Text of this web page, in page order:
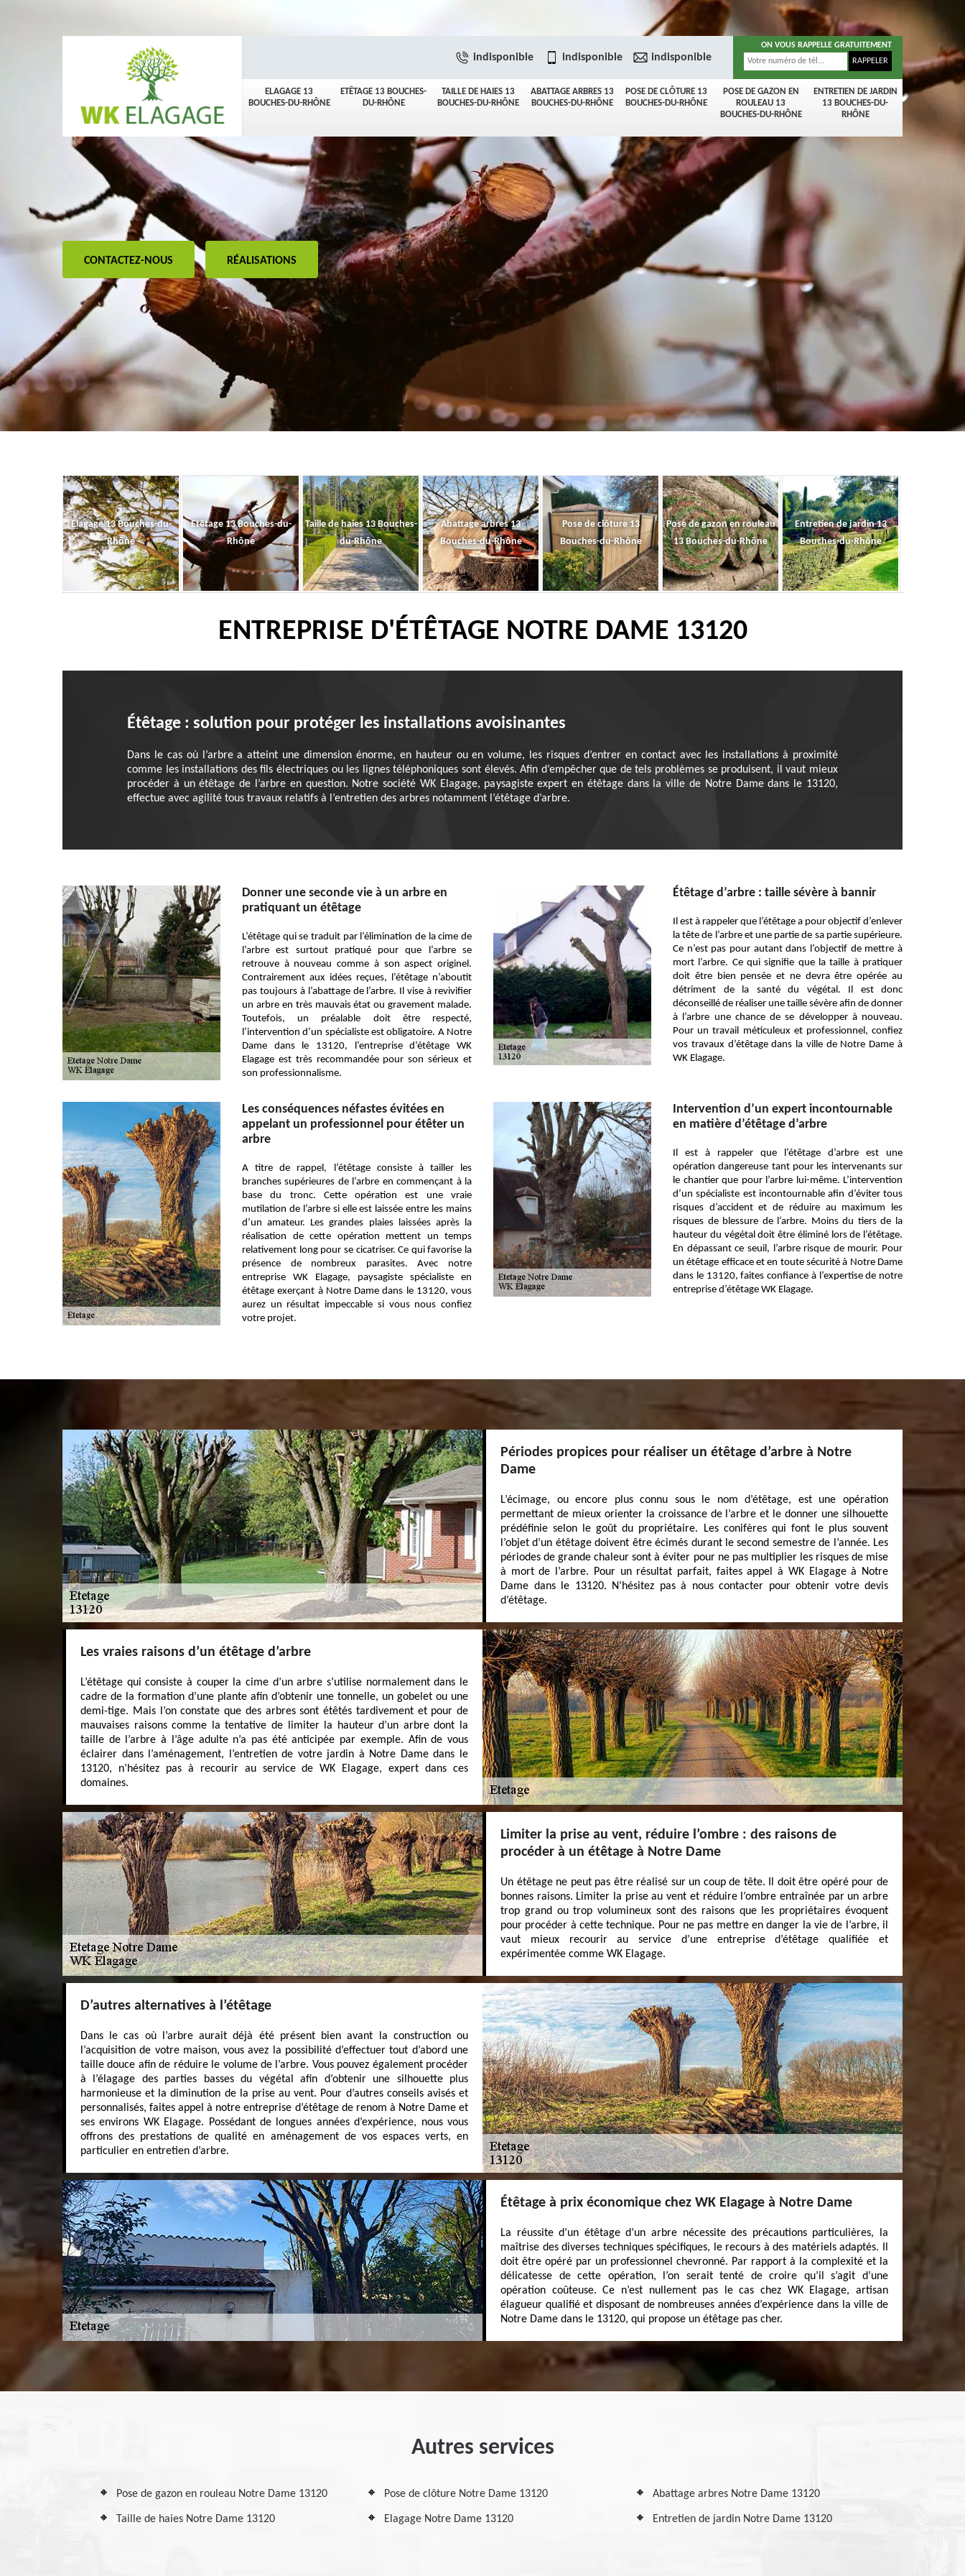
ELAGAGE 13
BOUCHES-DU-RHÔNE
ETÊTAGE 13 BOUCHES-
DU-RHÔNE
TAILLE DE HAIES 13
BOUCHES-DU-RHÔNE
ABATTAGE ARBRES 13
BOUCHES-DU-RHÔNE
POSE DE CLÔTURE 13
BOUCHES-DU-RHÔNE
POSE DE GAZON EN
ROULEAU 13
BOUCHES-DU-RHÔNE
ENTRETIEN DE JARDIN
13 BOUCHES-DU-
RHÔNE
indisponible indisponible indisponible
ON VOUS RAPPELLE GRATUITEMENT
CONTACTEZ-NOUS RÉALISATIONS
Elagage 13 Bouches-du-
Rhône
Etêtage 13 Bouches-du-
Rhône
Taille de haies 13 Bouches-
du-Rhône
Abattage arbres 13
Bouches-du-Rhône
Pose de clôture 13
Bouches-du-Rhône
Pose de gazon en rouleau
13 Bouches-du-Rhône
Entretien de jardin 13
Bouches-du-Rhône
ENTREPRISE D'ÉTÊTAGE NOTRE DAME 13120
Étêtage : solution pour protéger les installations avoisinantes
Dans le cas où l’arbre a atteint une dimension énorme, en hauteur ou en volume, les risques d’entrer en contact avec les installations à proximité
comme les installations des fils électriques ou les lignes téléphoniques sont élevés. Afin d’empêcher que de tels problèmes se produisent, il vaut mieux
procéder à un étêtage de l’arbre en question. Notre société WK Elagage, paysagiste expert en étêtage dans la ville de Notre Dame dans le 13120,
effectue avec agilité tous travaux relatifs à l’entretien des arbres notamment l’étêtage d’arbre.
Donner une seconde vie à un arbre en
pratiquant un étêtage
L’étêtage qui se traduit par l’élimination de la cime de
l’arbre est surtout pratiqué pour que l’arbre se
retrouve à nouveau comme à son aspect originel.
Contrairement aux idées reçues, l’étêtage n’aboutit
pas toujours à l’abattage de l’arbre. Il vise à revivifier
un arbre en très mauvais état ou gravement malade.
Toutefois, un préalable doit être respecté,
l’intervention d’un spécialiste est obligatoire. A Notre
Dame dans le 13120, l’entreprise d’étêtage WK
Elagage est très recommandée pour son sérieux et
son professionnalisme.
Étêtage d’arbre : taille sévère à bannir
Il est à rappeler que l’étêtage a pour objectif d’enlever
la tête de l’arbre et une partie de sa partie supérieure.
Ce n’est pas pour autant dans l’objectif de mettre à
mort l’arbre. Ce qui signifie que la taille à pratiquer
doit être bien pensée et ne devra être opérée au
détriment de la santé du végétal. Il est donc
déconseillé de réaliser une taille sévère afin de donner
à l’arbre une chance de se développer à nouveau.
Pour un travail méticuleux et professionnel, confiez
vos travaux d’étêtage dans la ville de Notre Dame à
WK Elagage.
Les conséquences néfastes évitées en
appelant un professionnel pour étêter un
arbre
A titre de rappel, l’étêtage consiste à tailler les
branches supérieures de l’arbre en commençant à la
base du tronc. Cette opération est une vraie
mutilation de l’arbre si elle est laissée entre les mains
d’un amateur. Les grandes plaies laissées après la
réalisation de cette opération mettent un temps
relativement long pour se cicatriser. Ce qui favorise la
présence de nombreux parasites. Avec notre
entreprise WK Elagage, paysagiste spécialiste en
étêtage exerçant à Notre Dame dans le 13120, vous
aurez un résultat impeccable si vous nous confiez
votre projet.
Intervention d’un expert incontournable
en matière d’étêtage d’arbre
Il est à rappeler que l’étêtage d’arbre est une
opération dangereuse tant pour les intervenants sur
le chantier que pour l’arbre lui-même. L’intervention
d’un spécialiste est incontournable afin d’éviter tous
risques d’accident et de réduire au maximum les
risques de blessure de l’arbre. Moins du tiers de la
hauteur du végétal doit être éliminé lors de l’étêtage.
En dépassant ce seuil, l’arbre risque de mourir. Pour
un étêtage efficace et en toute sécurité à Notre Dame
dans le 13120, faites confiance à l’expertise de notre
entreprise d’étêtage WK Elagage.
Périodes propices pour réaliser un étêtage d’arbre à Notre
Dame
L’écimage, ou encore plus connu sous le nom d’étêtage, est une opération
permettant de mieux orienter la croissance de l’arbre et le donner une silhouette
prédéfinie selon le goût du propriétaire. Les conifères qui font le plus souvent
l’objet d’un étêtage doivent être écimés durant le second semestre de l’année. Les
périodes de grande chaleur sont à éviter pour ne pas multiplier les risques de mise
à mort de l’arbre. Pour un résultat parfait, faites appel à WK Elagage à Notre
Dame dans le 13120. N’hésitez pas à nous contacter pour obtenir votre devis
d’étêtage.
Les vraies raisons d’un étêtage d’arbre
L’étêtage qui consiste à couper la cime d’un arbre s’utilise normalement dans le
cadre de la formation d’une plante afin d’obtenir une tonnelle, un gobelet ou une
demi-tige. Mais l’on constate que des arbres sont étêtés tardivement et pour de
mauvaises raisons comme la tentative de limiter la hauteur d’un arbre dont la
taille de l’arbre à l’âge adulte n’a pas été anticipée par exemple. Afin de vous
éclairer dans l’aménagement, l’entretien de votre jardin à Notre Dame dans le
13120, n’hésitez pas à recourir au service de WK Elagage, expert dans ces
domaines.
Limiter la prise au vent, réduire l’ombre : des raisons de
procéder à un étêtage à Notre Dame
Un étêtage ne peut pas être réalisé sur un coup de tête. Il doit être opéré pour de
bonnes raisons. Limiter la prise au vent et réduire l’ombre entraînée par un arbre
trop grand ou trop volumineux sont des raisons que les propriétaires évoquent
pour procéder à cette technique. Pour ne pas mettre en danger la vie de l’arbre, il
vaut mieux recourir au service d’une entreprise d’étêtage qualifiée et
expérimentée comme WK Elagage.
D’autres alternatives à l’étêtage
Dans le cas où l’arbre aurait déjà été présent bien avant la construction ou
l’acquisition de votre maison, vous avez la possibilité d’effectuer tout d’abord une
taille douce afin de réduire le volume de l’arbre. Vous pouvez également procéder
à l’élagage des parties basses du végétal afin d’obtenir une silhouette plus
harmonieuse et la diminution de la prise au vent. Pour d’autres conseils avisés et
personnalisés, faites appel à notre entreprise d’étêtage de renom à Notre Dame et
ses environs WK Elagage. Possédant de longues années d’expérience, nous vous
offrons des prestations de qualité en aménagement de vos espaces verts, en
particulier en entretien d’arbre.
Étêtage à prix économique chez WK Elagage à Notre Dame
La réussite d’un étêtage d’un arbre nécessite des précautions particulières, la
maîtrise des diverses techniques spécifiques, le recours à des matériels adaptés. Il
doit être opéré par un professionnel chevronné. Par rapport à la complexité et la
délicatesse de cette opération, l’on serait tenté de croire qu’il s’agit d’une
opération coûteuse. Ce n’est nullement pas le cas chez WK Elagage, artisan
élagueur qualifié et disposant de nombreuses années d’expérience dans la ville de
Notre Dame dans le 13120, qui propose un étêtage pas cher.
Autres services
Pose de gazon en rouleau Notre Dame 13120 Pose de clôture Notre Dame 13120 Abattage arbres Notre Dame 13120
Taille de haies Notre Dame 13120 Elagage Notre Dame 13120 Entretien de jardin Notre Dame 13120